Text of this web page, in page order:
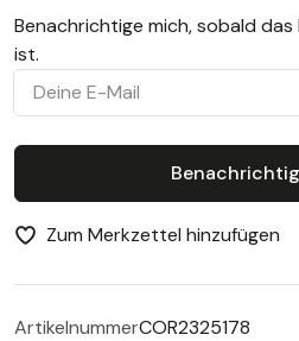
Benachrichtige mich, sobald
ist.
Deine E-Mail
Zum Merkzettel hinzufügen
ArtikelnummerCOR2325178